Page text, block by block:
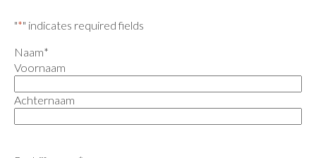
"*" indicates required fields
Naam*
Voornaam
Achternaam